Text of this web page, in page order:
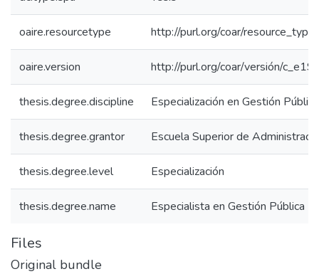
oaire.resourcetype http://purl.org/coar/
oaire.version http://purl.org/coar/versión/
thesis.degree.discipline Especialización en Gestión Pública
thesis.degree.grantor Escuela Superior de
thesis.degree.level Especialización
thesis.degree.name Especialista en Gestión Pública
Files
Original bundle